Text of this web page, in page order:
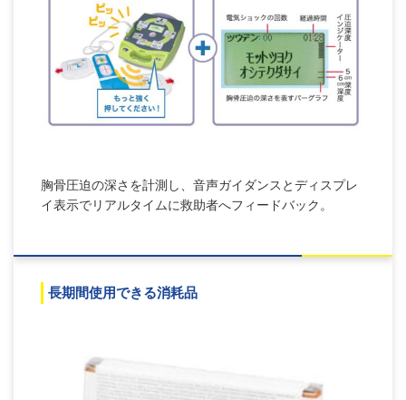
胸骨圧迫の深さを計測し、音声ガイダンスとディスプレ
イ表示でリアルタイムに救助者へフィードバック。
長期間使用できる消耗品